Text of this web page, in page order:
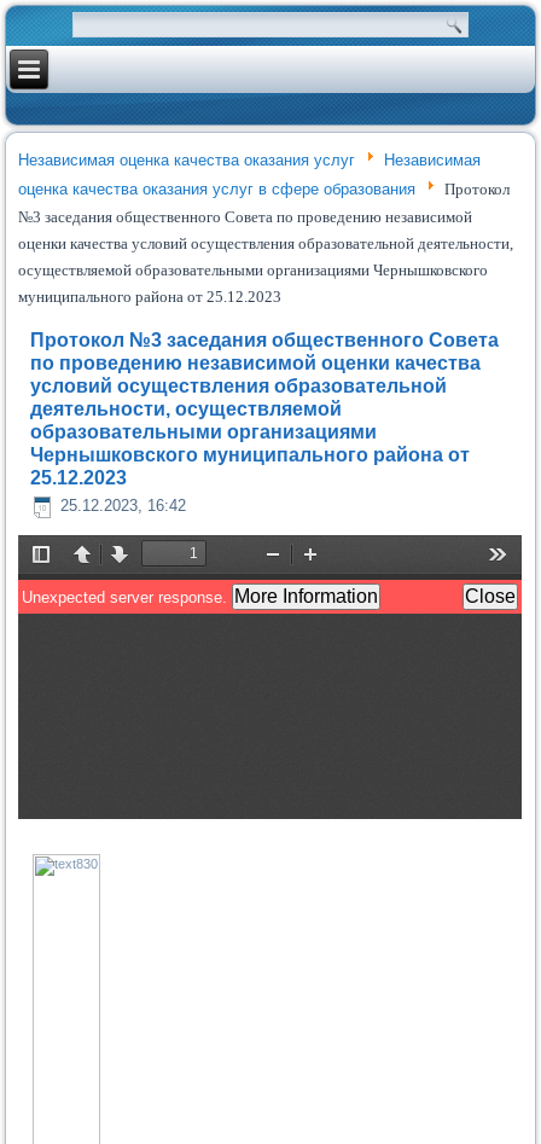
Независимая оценка качества оказания услуг
Независимая
оценка качества оказания услуг в сфере образования
Протокол
№3 заседания общественного Совета по проведению независимой
оценки качества условий осуществления образовательной деятельности,
осуществляемой образовательными организациями Чернышковского
муниципального района от 25.12.2023
Протокол №3 заседания общественного Совета
по проведению независимой оценки качества
условий осуществления образовательной
деятельности, осуществляемой
образовательными организациями
Чернышковского муниципального района от
25.12.2023
25.12.2023, 16:42